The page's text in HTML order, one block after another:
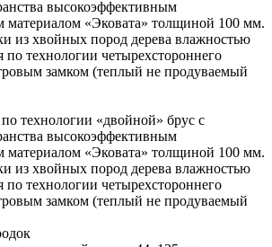
высокоэффективным
материалом «Эковата» толщиной 100 мм.
из хвойных пород дерева влажностью
по технологии четырехстороннего
замком (теплый не продуваемый
технологии «двойной» брус с
высокоэффективным
материалом «Эковата» толщиной 100 мм.
из хвойных пород дерева влажностью
по технологии четырехстороннего
замком (теплый не продуваемый